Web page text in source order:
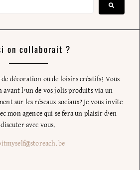
on collaborait ?
de décoration ou de loisirs créatifs? Vous
avant l’un de vos jolis produits via un
sur les réseaux sociaux? Je vous invite
mon agence qui se fera un plaisir d’en
discuter avec vous.